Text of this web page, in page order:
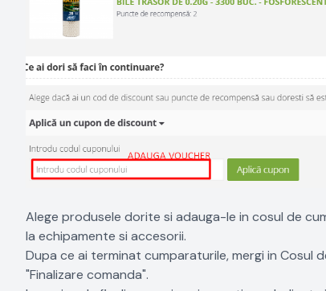
Alege produsele dorite si adauga-le in cosul de
la echipamente si accesorii.
Dupa ce ai terminat cumparaturile, mergi in
"Finalizare comanda".